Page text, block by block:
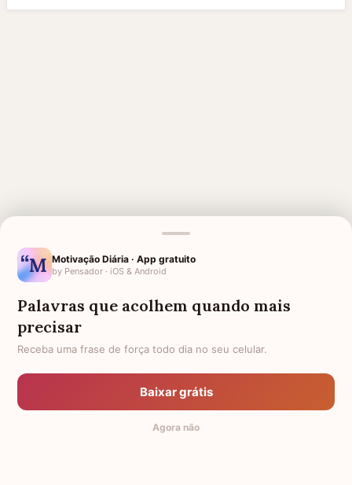
3 MESES DE FALECIMENTO 6 MESES DE FALECIMENTO
4 MESES DE FALECIMENTO 5 MESES DE FALECIMENTO
7 MESES DE FALECIMENTO 8 MESES DE FALECIMENTO
2 MESES DE FALECIMENTO 11 MESES DE FALECIMENTO
Motivação Diária · App gratuito
by Pensador · iOS & Android
Palavras que acolhem quando mais
precisar
Receba uma frase de força todo dia no seu celular.
Baixar grátis
Agora não